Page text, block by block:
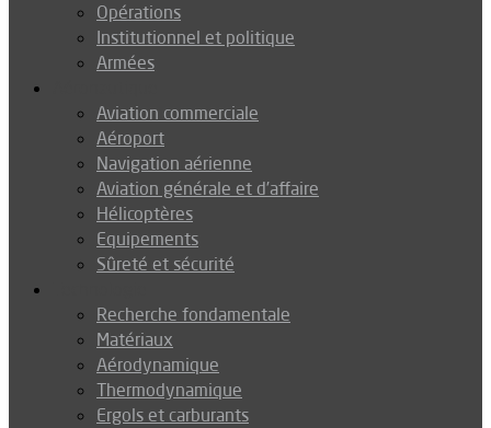
Opérations
Institutionnel et politique
Armées
Aviation commerciale
Aéroport
Navigation aérienne
Aviation générale et d’affaire
Hélicoptères
Equipements
Sûreté et sécurité
Recherche fondamentale
Matériaux
Aérodynamique
Thermodynamique
Ergols et carburants